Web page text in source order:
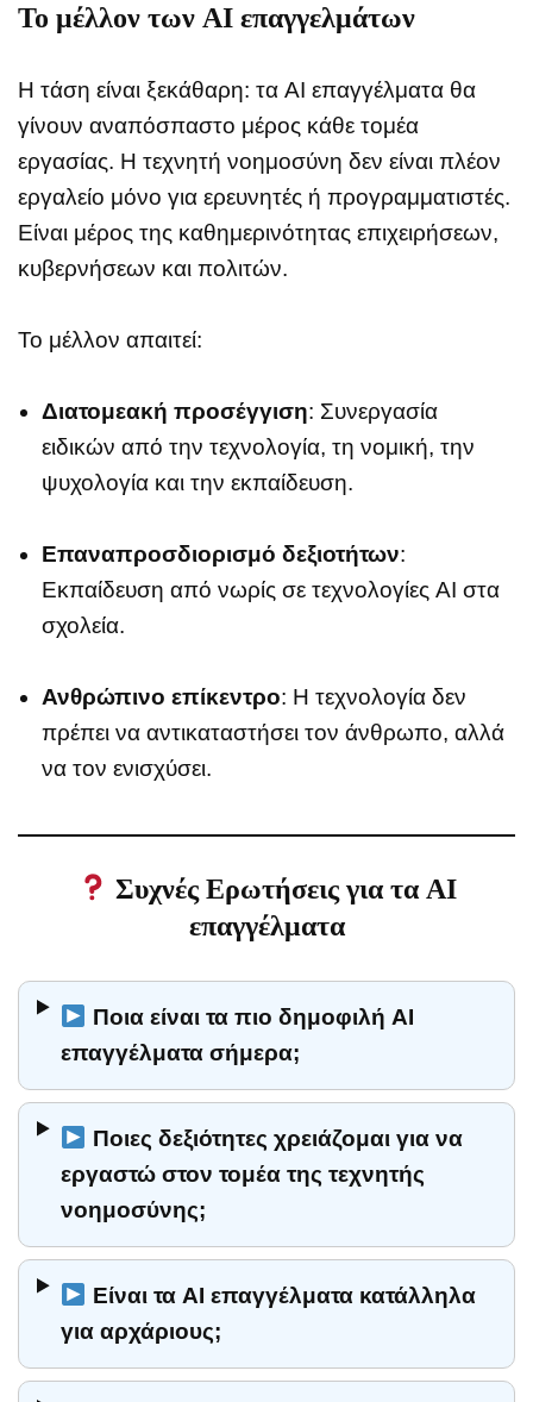
Το μέλλον των AI επαγγελμάτων
Η τάση είναι ξεκάθαρη: τα AI επαγγέλματα θα
γίνουν αναπόσπαστο μέρος κάθε τομέα
εργασίας. Η τεχνητή νοημοσύνη δεν είναι πλέον
εργαλείο μόνο για ερευνητές ή προγραμματιστές.
Είναι μέρος της καθημερινότητας επιχειρήσεων,
κυβερνήσεων και πολιτών.
Το μέλλον απαιτεί:
Διατομεακή προσέγγιση: Συνεργασία
ειδικών από την τεχνολογία, τη νομική, την
ψυχολογία και την εκπαίδευση.
Επαναπροσδιορισμό δεξιοτήτων:
Εκπαίδευση από νωρίς σε τεχνολογίες AI στα
σχολεία.
Ανθρώπινο επίκεντρο: Η τεχνολογία δεν
πρέπει να αντικαταστήσει τον άνθρωπο, αλλά
να τον ενισχύσει.
Συχνές Ερωτήσεις για τα AI
επαγγέλματα
Ποια είναι τα πιο δημοφιλή AI
επαγγέλματα σήμερα;
Ποιες δεξιότητες χρειάζομαι για να
εργαστώ στον τομέα της τεχνητής
νοημοσύνης;
Είναι τα AI επαγγέλματα κατάλληλα
για αρχάριους;